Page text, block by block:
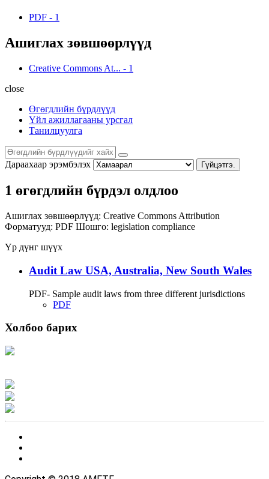
PDF - 1
Ашиглах зөвшөөрлүүд
Creative Commons At... - 1
close
Өгөгдлийн бүрдлүүд
Үйл ажиллагааны урсгал
Танилцуулга
Дараахаар эрэмбэлэх Гүйцэтгэ.
1 өгөгдлийн бүрдэл олдлоо
Ашиглах зөвшөөрлүүд: Creative Commons Attribution
Форматууд: PDF Шошго: legislation compliance
Үр дүнг шүүх
Audit Law USA, Australia, New South Wales
PDF- Sample audit laws from three different jurisdictions
PDF
Холбоо барих